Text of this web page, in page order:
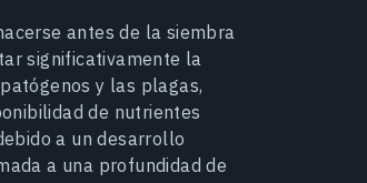
antes de la siembra
significativamente la
y las plagas,
de nutrientes
a un desarrollo
a una profundidad de